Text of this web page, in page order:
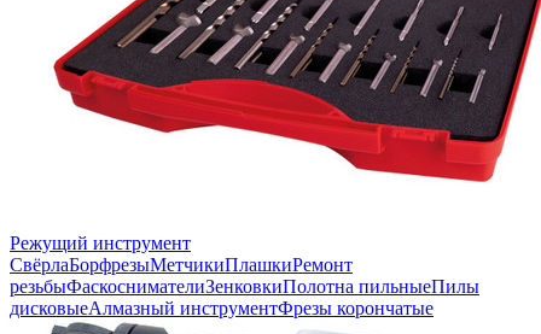
Режущий инструмент
СвёрлаБорфрезыМетчикиПлашкиРемонт
резьбыФаскоснимателиЗенковкиПолотна пильныеПилы
дисковыеАлмазный инструментФрезы корончатые